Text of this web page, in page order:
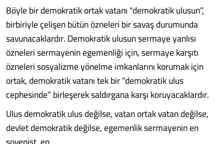
Böyle bir demokratik ortak vatanı “demokratik ulusun”,
birbiriyle çelişen bütün özneleri bir savaş durumunda
savunacaklardır. Demokratik ulusun sermaye yanlısı
özneleri sermayenin egemenliği için, sermaye karşıtı
özneleri sosyalizme yönelme imkanlarını korumak için
ortak, demokratik vatanı tek bir “demokratik ulus
cephesinde” birleşerek saldırgana karşı koruyacaklardır.
Ulus demokratik ulus değilse, vatan ortak vatan değilse,
devlet demokratik değilse, egemenlik sermayenin en